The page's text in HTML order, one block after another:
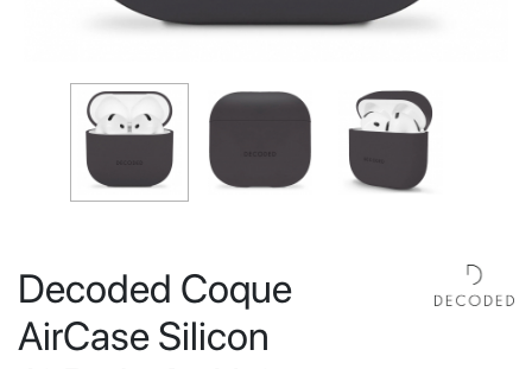
Decoded Coque
AirCase Silicon